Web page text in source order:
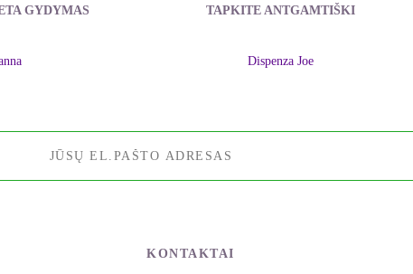
GYDYMAS TAPKITE ANTGAMTIŠKI
Dispenza Joe
KONTAKTAI